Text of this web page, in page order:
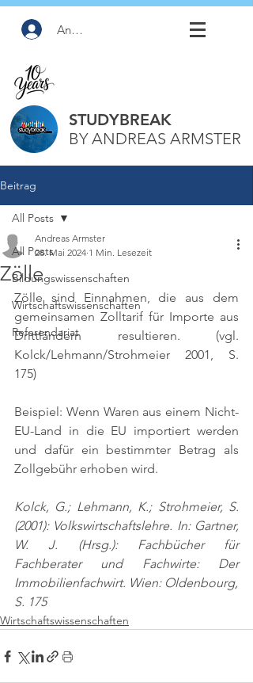
Anmelden
STUDYBREAK
BY ANDREAS ARMSTER
Beitrag
All Posts
Bildungswissenschaften
Wirtschaftswissenschaften
Referendariat
All Posts
Zölle
Andreas Armster
28. Mai 2024 1 Min. Lesezeit
Zölle sind Einnahmen, die aus dem
gemeinsamen Zolltarif für Importe aus
Drittländern resultieren. (vgl.
Kolck/Lehmann/Strohmeier 2001, S.
175)
Beispiel: Wenn Waren aus einem Nicht-
EU-Land in die EU importiert werden
und dafür ein bestimmter Betrag als
Zollgebühr erhoben wird.
Kolck, G.; Lehmann, K.; Strohmeier, S.
(2001): Volkswirtschaftslehre. In: Gartner,
W. J. (Hrsg.): Fachbücher für
Fachberater und Fachwirte: Der
Immobilienfachwirt. Wien: Oldenbourg,
S. 175
Wirtschaftswissenschaften